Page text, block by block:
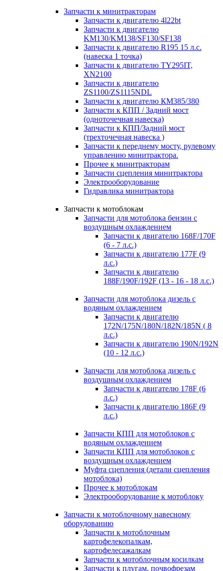
Запчасти к минитракторам
Запчасти к двигателю 4l22bt
Запчасти к двигателю
KM130/KM138/SF130/SF138
Запчасти к двигателю R195 15 л.с.
(навеска 1 точка)
Запчасти к двигателю TY295IT,
XN2100
Запчасти к двигателю
ZS1100/ZS1115NDL
Запчасти к двигателю КМ385/380
Запчасти к КПП / Задний мост
(одноточечная навеска)
Запчасти к КПП/Задний мост
(трехточечная навеска )
Запчасти к переднему мосту, рулевому
управлению минитрактора.
Прочее к минитракторам
Запчасти сцепления минитрактора
Электрооборудование
Гидравлика минитрактора
Запчасти к мотоблокам
Запчасти для мотоблока бензин с
воздушным охлаждением
Запчасти к двигателю 168F/170F
(6 - 7 л.с.)
Запчасти к двигателю 177F (9
л.с.)
Запчасти к двигателю
188F/190F/192F (13 - 16 - 18 л.с.)
Запчасти для мотоблока дизель с
водяным охлаждением
Запчасти к двигателю
172N/175N/180N/182N/185N ( 8
л.с.)
Запчасти к двигателю 190N/192N
(10 - 12 л.с.)
Запчасти для мотоблока дизель с
воздушным охлаждением
Запчасти к двигателю 178F (6
л.с.)
Запчасти к двигателю 186F (9
л.с.)
Запчасти КПП для мотоблоков с
водяным охлаждением
Запчасти КПП для мотоблоков с
воздушным охлаждением
Муфта сцепления (детали сцепления
мотоблока)
Прочее к мотоблокам
Электрооборудование к мотоблоку
Запчасти к мотоблочному навесному
оборудованию
Запчасти к мотоблочным
картофелекопалкам,
картофелесажалкам
Запчасти к мотоблочным косилкам
Запчасти к плугам, почвофрезам